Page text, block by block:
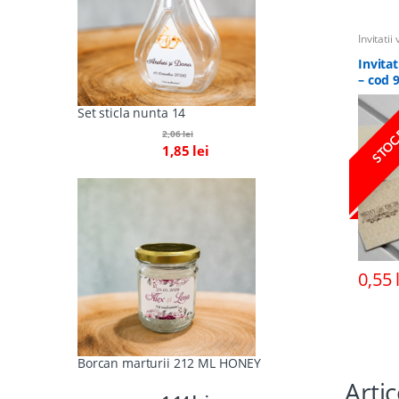
Invitatii
alte
– cod
0,55
Set sticla nunta 14
1,85 lei
2,06lei
Borcan marturii 212 ML HONEY